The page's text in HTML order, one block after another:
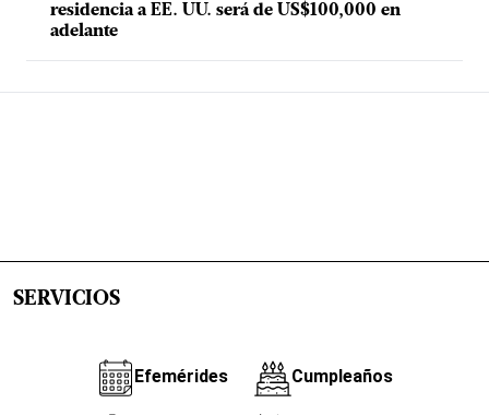
residencia a EE. UU. será de US$100,000 en
adelante
SERVICIOS
Efemérides Cumpleaños